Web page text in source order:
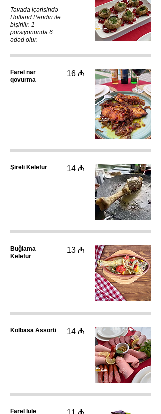
Tavada içərisində
Holland Pendiri ilə
bişirilir. 1
porsiyonunda 6
ədəd olur.
Farel nar
qovurma
16 ₼
Şirəli Kələfur 14 ₼
Buğlama
Kələfur
13 ₼
Kolbasa Assorti 14 ₼
Farel lülə